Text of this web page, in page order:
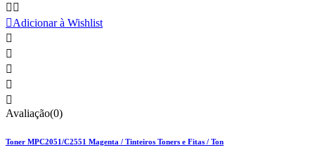
 
Adicionar à Wishlist





Avaliação(0)
Toner MPC2051/C2551 Magenta / Tinteiros Toners e Fitas / Ton